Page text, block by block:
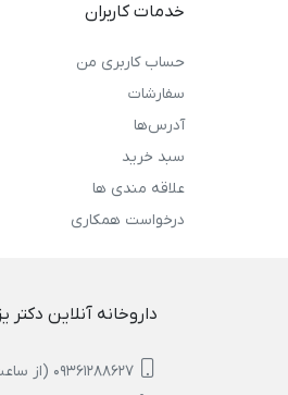
خدمات کاربران
حساب کاربری من
سفارشات
آدرس‌ها
سبد خرید
علاقه مندی ها
درخواست همکاری
داروخانه آنلاین دکتر
09361288627 (از ساعت 9 تا 17)